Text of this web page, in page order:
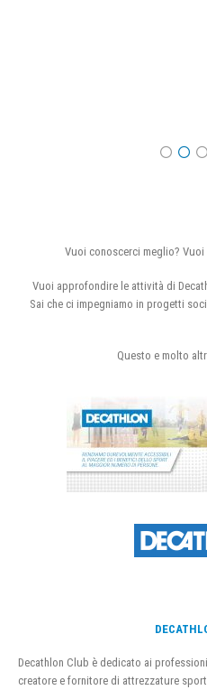
Vuoi conoscerci meglio? Vuoi
Vuoi approfondire le attività di
Sai che ci impegniamo in progetti
Questo e molto
Decathlon Club è dedicato ai
creatore e fornitore di attrezzature